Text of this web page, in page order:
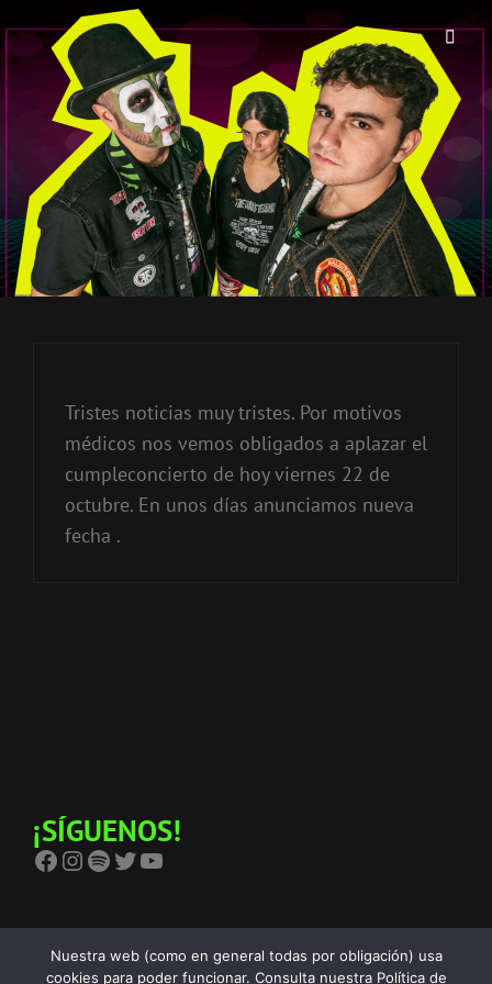
THE BIRRA'S TERROR
Aterrorizando Birras Desde 2010
Tristes noticias muy tristes. Por motivos
médicos nos vemos obligados a aplazar el
cumpleconcierto de hoy viernes 22 de
octubre. En unos días anunciamos nueva
fecha .
¡SÍGUENOS!
Facebook Instagram Spotify Twitter YouTube
Nuestra web (como en general todas por obligación) usa
cookies para poder funcionar. Consulta nuestra Política de